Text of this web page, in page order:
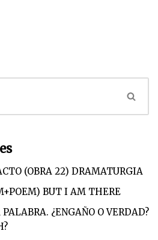
(OBRA 22) DRAMATURGIA
BUT I AM THERE
¿ENGAÑO O VERDAD?